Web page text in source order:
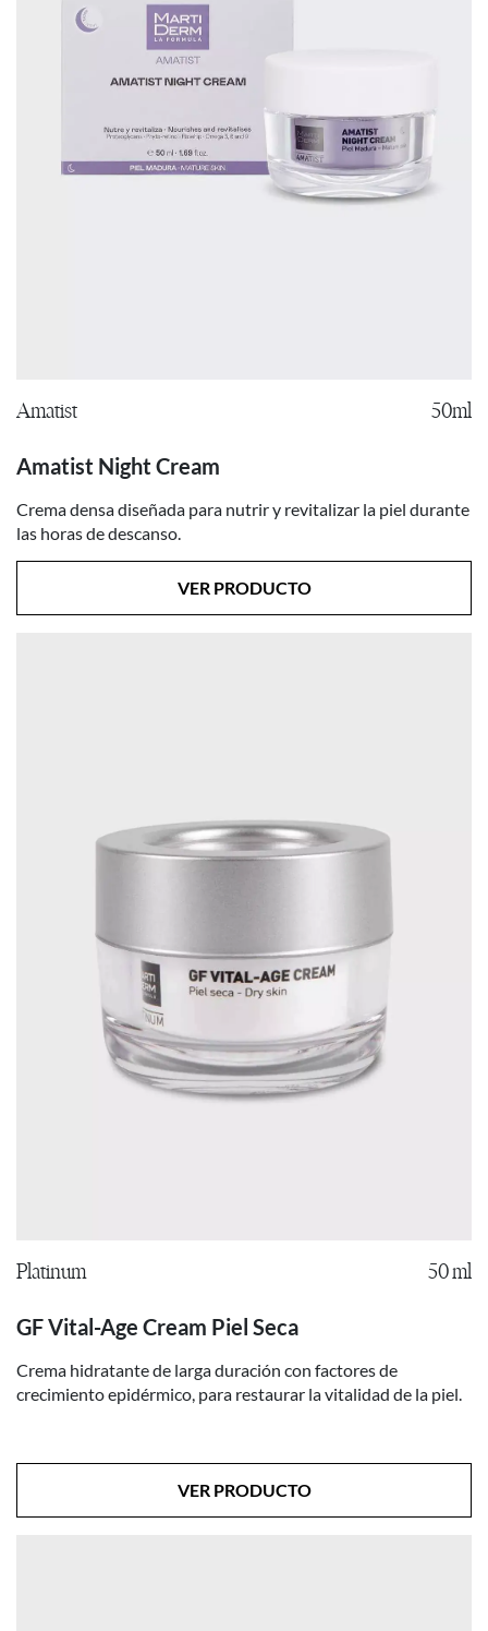
Amatist 50ml
Amatist Night Cream
Crema densa diseñada para nutrir y revitalizar la piel durante
las horas de descanso.
VER PRODUCTO
Platinum 50 ml
GF Vital-Age Cream Piel Seca
Crema hidratante de larga duración con factores de
crecimiento epidérmico, para restaurar la vitalidad de la piel.
VER PRODUCTO